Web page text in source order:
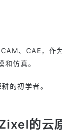
、CAE，作
仿真。
的初学者。
的云